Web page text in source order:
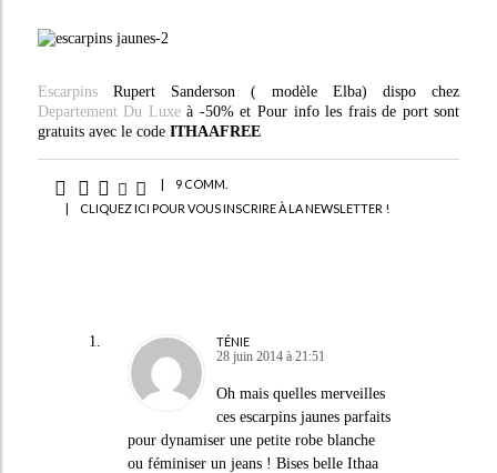
EscarpinsRupert Sanderson ( modèle Elba) dispo chez
Departement Du Luxeà -50% et Pour info les frais de port sont
gratuits avec le codeITHAAFREE
|
9 COMM.
|
CLIQUEZ ICI POUR VOUS INSCRIRE À LA NEWSLETTER !
TÉNIE
28 juin 2014 à 21:51
Oh mais quelles merveilles
ces escarpins jaunes parfaits
pour dynamiser une petite robe blanche
ou féminiser un jeans ! Bises belle Ithaa